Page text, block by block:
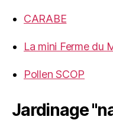
CARABE
La mini Ferme du
Pollen SCOP
Jardinage